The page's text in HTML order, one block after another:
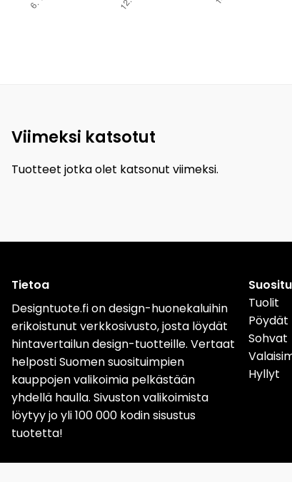
Viimeksi katsotut
Tuotteet jotka olet katsonut viimeksi.
Tietoa
Designtuote.fi on design-huonekaluihin
erikoistunut verkkosivusto, josta löydät
hintavertailun design-tuotteille. Vertaat
helposti Suomen suosituimpien
kauppojen valikoimia pelkästään
yhdellä haulla. Sivuston valikoimista
löytyy jo yli 100 000 kodin sisustus
tuotetta!
Tuolit
Pöydät
Sohvat
Hyllyt